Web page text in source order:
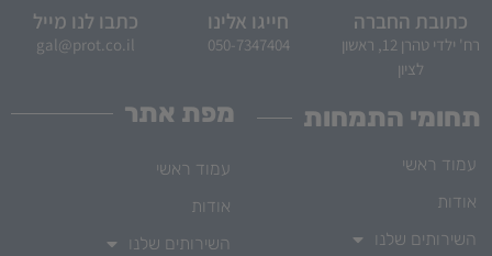
מפת אתר
עמוד ראשי
אודות
השירותים שלנו
תחומי התמחות
עמוד ראשי
אודות
השירותים שלנו
כתובת החברה
רח' ילדי טהרן 12, ראשון
לציון
חייגו אלינו
050-7347404
כתבו לנו מייל
gal@prot.co.il